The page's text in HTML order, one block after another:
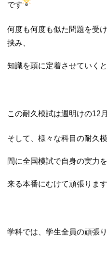
です
何度も何度も似た問題を受
挟み、
知識を頭に定着させていく
この耐久模試は週明けの12
そして、様々な科目の耐久
間に全国模試で自身の実力
来る本番にむけて頑張ります
学科では、学生全員の頑張